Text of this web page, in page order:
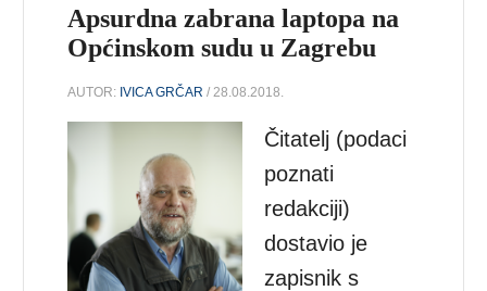
Apsurdna zabrana laptopa na
Općinskom sudu u Zagrebu
AUTOR: IVICA GRČAR / 28.08.2018.
Čitatelj (podaci
poznati
redakciji)
dostavio je
zapisnik s